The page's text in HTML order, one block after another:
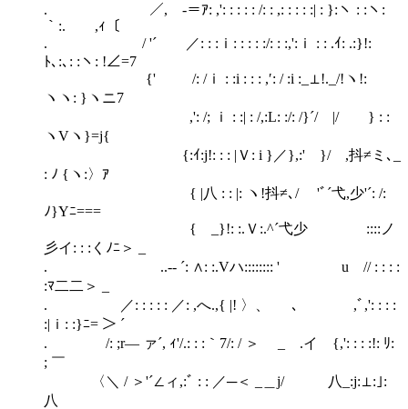
. ／, -＝ｱ: ,': : : : : /: : ,: : : : :| : }:ヽ : :ヽ:
｀:. ,ｨ〔
. / '´ ／: : :ｉ: : : : :/: : :,':ｉ : : .ｲ: .:}!:
ﾄ､:､: :ヽ: !∠=7
{' /: /ｉ : :i : : : ,′: / :i :_⊥!._/!ヽ!:
ヽヽ: }ヽニ7
,': /; ｉ : :| : /,:L: :/: /}´/ |/ ゝ} : :
ヽVヽ}=j{
{:ｲ:j!: : : |Ｖ: i }／},:' }/ ,抖≠ミ､_
: ﾉ {ヽ:〉ｱ
{ |八 : : |: ヽ!抖≠､/ 'ﾞ´弋,少'´: /:
ﾉ}Yﾆ===
{ _}!: :.Ｖ:.^´弋少 ::::ノ
彡イ: : :くﾉﾆ＞ _
. ..-‐ ´: ∧: :.Vハ:::::::: ' u // : : : :
:ﾏ二二＞ _
. ／: : : : : ／: ,へ.,{ |! 〉、 ､ ,ﾞ,': : : :
:|ｉ: :}ﾆ= ＞ ´
. /: ;r― ァ´, ｨ'/.: : :｀7/: / ＞ _ .イ {,': : : :!: ﾘ:
; ￣
〈＼ / ＞'´∠ィ,:ﾞ : : ／─＜ _＿j/ 八_:j:⊥:｣:
八